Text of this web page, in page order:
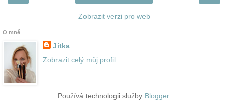
Zobrazit verzi pro web
O mně
Jitka
Zobrazit celý můj profil
Používá technologii služby Blogger.